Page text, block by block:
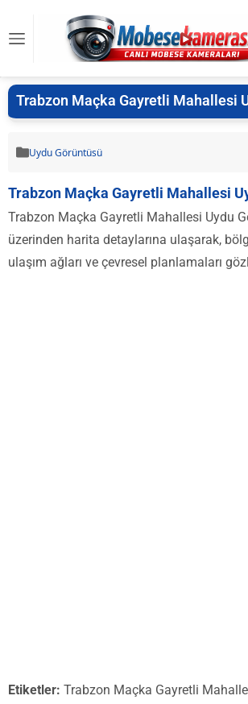
Trabzon Maçka Gayretli Mahallesi
Uydu Görüntüsü
Trabzon Maçka Gayretli Mahallesi
Trabzon Maçka Gayretli Mahallesi Uydu
üzerinden harita detaylarına ulaşarak,
ulaşım ağları ve çevresel planlamaları
Etiketler: Trabzon Maçka Gayretli